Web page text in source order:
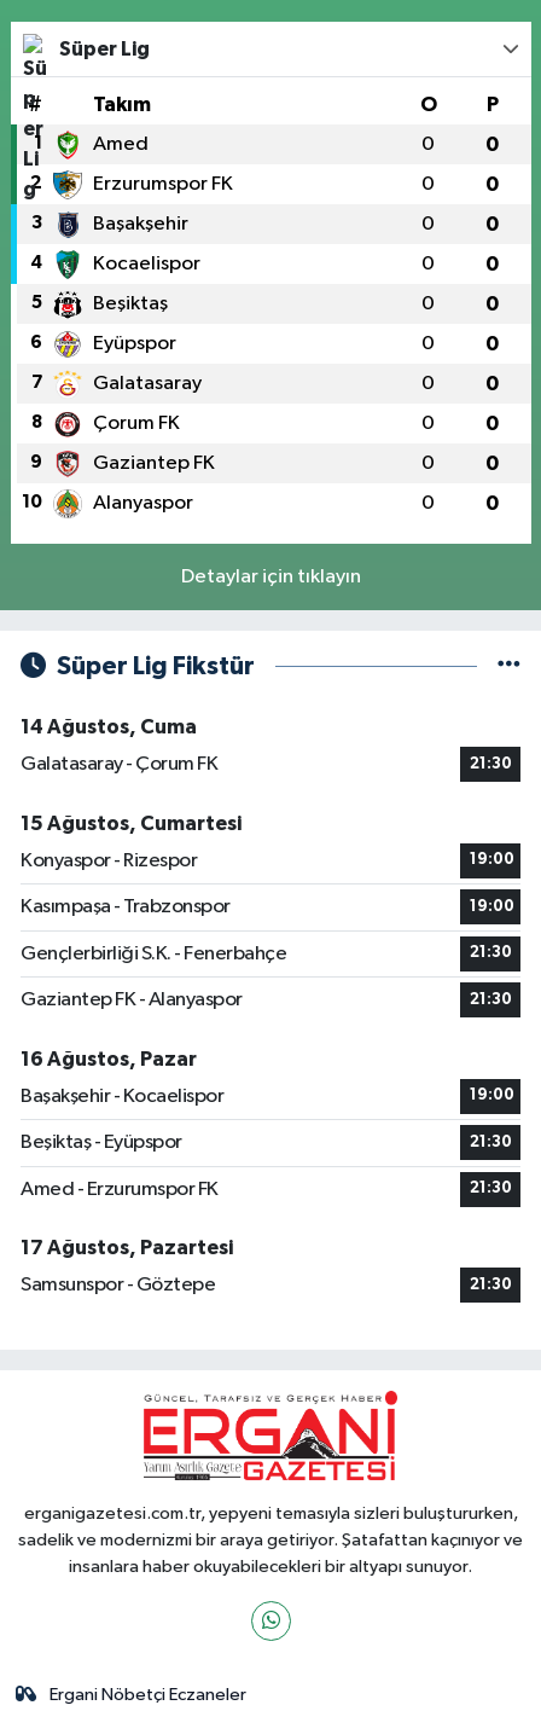
Süper Lig
# Takım O P
1 Amed 0 0
2 Erzurumspor FK 0 0
3 Başakşehir 0 0
4 Kocaelispor 0 0
5 Beşiktaş 0 0
6 Eyüpspor 0 0
7 Galatasaray 0 0
8 Çorum FK 0 0
9 Gaziantep FK 0 0
10 Alanyaspor 0 0
Detaylar için tıklayın
Süper Lig Fikstür
14 Ağustos, Cuma
Galatasaray - Çorum FK
21:30
15 Ağustos, Cumartesi
Konyaspor - Rizespor
19:00
Kasımpaşa - Trabzonspor 19:00
Gençlerbirliği S.K. - Fenerbahçe 21:30
Gaziantep FK - Alanyaspor 21:30
16 Ağustos, Pazar
Başakşehir - Kocaelispor
19:00
Beşiktaş - Eyüpspor 21:30
Amed - Erzurumspor FK 21:30
17 Ağustos, Pazartesi
Samsunspor - Göztepe
21:30
erganigazetesi.com.tr, yepyeni temasıyla sizleri buluştururken,
sadelik ve modernizmi bir araya getiriyor. Şatafattan kaçınıyor ve
insanlara haber okuyabilecekleri bir altyapı sunuyor.
Ergani Nöbetçi Eczaneler